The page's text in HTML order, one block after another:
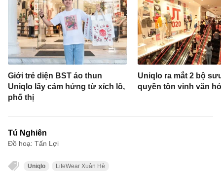
Giới trẻ diện BST áo thun
Uniqlo lấy cảm hứng từ xích lô,
phố thị
Uniqlo ra mắt 2 bộ
quyền tôn vinh văn
Tú Nghiên
Đồ hoạ: Tấn Lợi
Uniqlo LifeWear Xuân Hè